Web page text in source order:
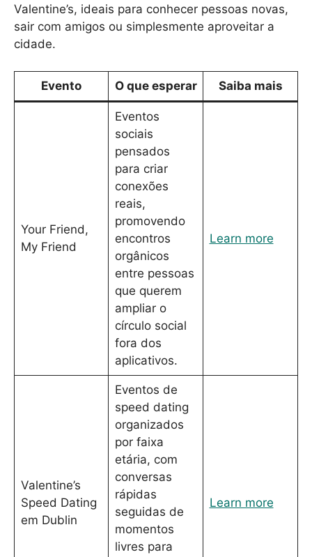
Valentine’s, ideais para conhecer pessoas novas,
sair com amigos ou simplesmente aproveitar a
cidade.
Evento O que esperar Saiba mais
Your Friend,
My Friend
Eventos
sociais
pensados
para criar
conexões
reais,
promovendo
encontros
orgânicos
entre pessoas
que querem
ampliar o
círculo social
fora dos
aplicativos.
Learn more
Valentine’s
Speed Dating
em Dublin
Eventos de
speed dating
organizados
por faixa
etária, com
conversas
rápidas
seguidas de
momentos
livres para
Learn more